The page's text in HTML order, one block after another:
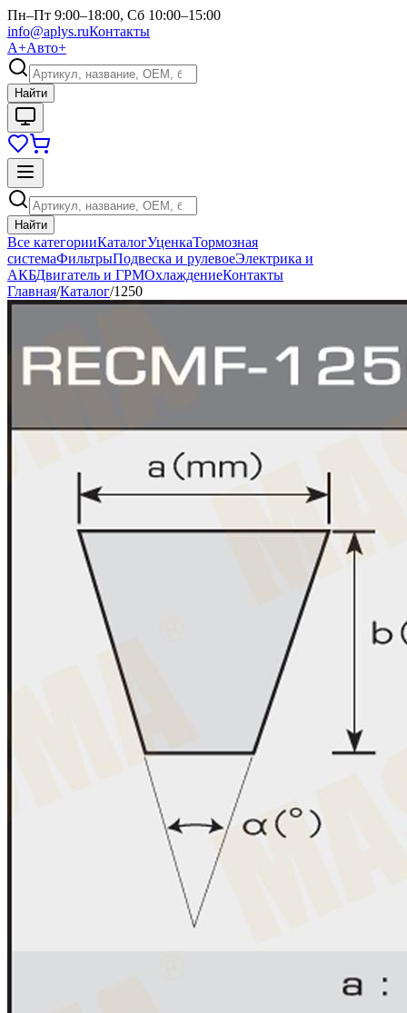
Пн–Пт 9:00–18:00, Сб 10:00–15:00
info@aplys.ruКонтакты
А+Авто+
Найти
Найти
Все категорииКаталогУценкаТормозная
системаФильтрыПодвеска и рулевоеЭлектрика и
АКБДвигатель и ГРМОхлаждениеКонтакты
Главная/Каталог/1250